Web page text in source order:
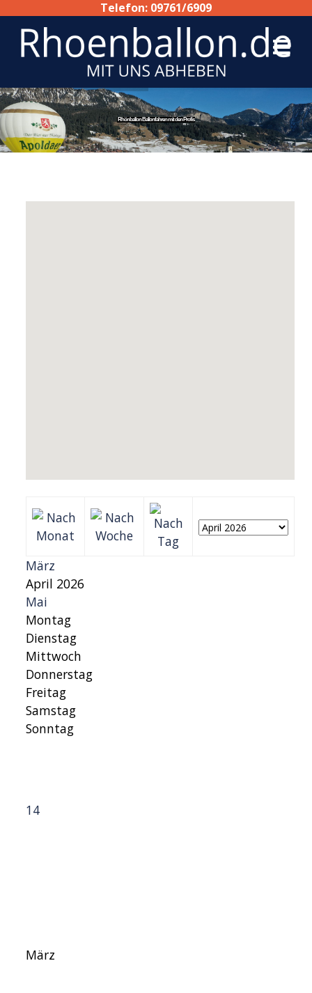
Telefon: 09761/6909
Rhönballon Ballonfahren mit den Profis
März
April 2026
Mai
Montag
Dienstag
Mittwoch
Donnerstag
Freitag
Samstag
Sonntag
14
März